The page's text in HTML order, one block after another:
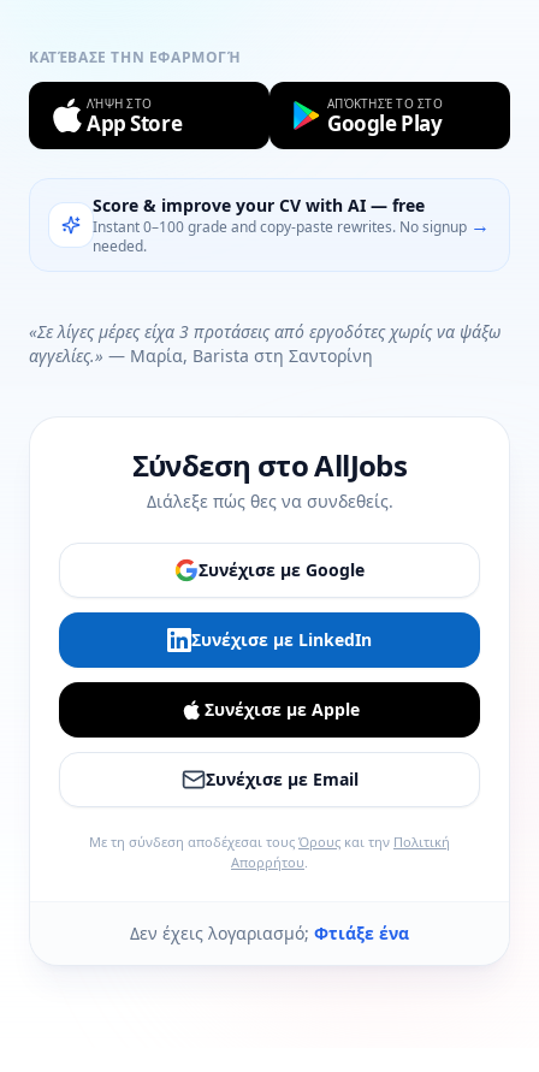
ΚΑΤΈΒΑΣΕ ΤΗΝ ΕΦΑΡΜΟΓΉ
ΛΉΨΗ ΣΤΟ
App Store
ΑΠΌΚΤΗΣΈ ΤΟ ΣΤΟ
Google Play
Score & improve your CV with AI — free
Instant 0–100 grade and copy-paste rewrites. No signup
needed.
→
«Σε λίγες μέρες είχα 3 προτάσεις από εργοδότες χωρίς να ψάξω
αγγελίες.» — Μαρία, Barista στη Σαντορίνη
Σύνδεση στο AllJobs
Διάλεξε πώς θες να συνδεθείς.
Συνέχισε με Google
Συνέχισε με LinkedIn
Συνέχισε με Apple
Συνέχισε με Email
Με τη σύνδεση αποδέχεσαι τους Όρους και την Πολιτική
Απορρήτου.
Δεν έχεις λογαριασμό; Φτιάξε ένα